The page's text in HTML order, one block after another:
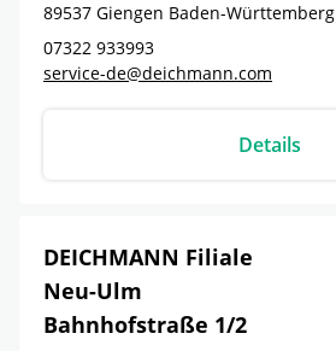
89537 Giengen Baden-Württemberg
07322 933993
service-de@deichmann.com
Details
DEICHMANN Filiale
Neu-Ulm
Bahnhofstraße 1/2